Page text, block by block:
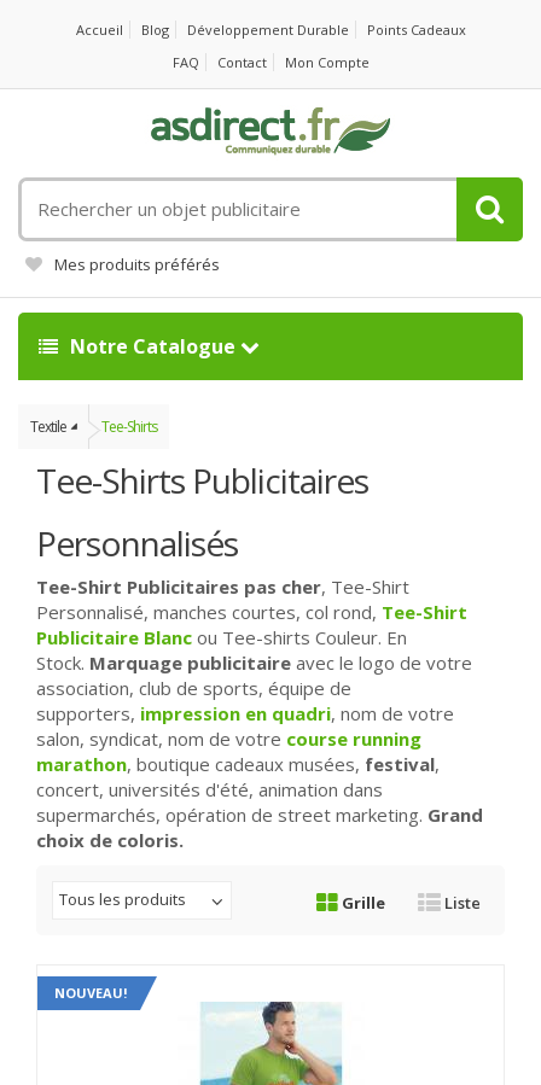
Accueil Blog Développement Durable
Points Cadeaux
FAQ
Contact Mon Compte
un
objet
publicitaire
Mes produits préférés
Notre Catalogue
Textile Tee-Shirts
Tee-Shirts Publicitaires
Personnalisés
Tee-Shirt Publicitaires pas cher, Tee-Shirt
Personnalisé, manches courtes, col rond, Tee-Shirt
Publicitaire Blanc ou Tee-shirts Couleur. En
Stock. Marquage publicitaire avec le logo de votre
association, club de sports, équipe de
supporters, impression en quadri, nom de votre
salon, syndicat, nom de votre course running
marathon, boutique cadeaux musées, festival,
concert, universités d'été, animation dans
supermarchés, opération de street marketing. Grand
choix de coloris.
Tous les produits Grille Liste
NOUVEAU!